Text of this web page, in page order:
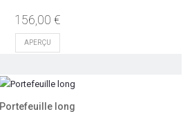
156,00 €
APERÇU
Portefeuille long